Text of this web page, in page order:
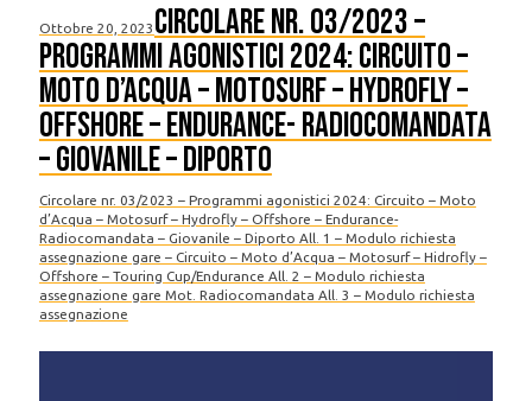
Ottobre 20, 2023 Circolare nr. 03/2023 –
Programmi agonistici 2024: Circuito –
Moto d’Acqua – Motosurf – Hydrofly –
Offshore – Endurance- Radiocomandata
– Giovanile – Diporto
Circolare nr. 03/2023 – Programmi agonistici 2024: Circuito – Moto
d’Acqua – Motosurf – Hydrofly – Offshore – Endurance-
Radiocomandata – Giovanile – Diporto All. 1 – Modulo richiesta
assegnazione gare – Circuito – Moto d’Acqua – Motosurf – Hidrofly –
Offshore – Touring Cup/Endurance All. 2 – Modulo richiesta
assegnazione gare Mot. Radiocomandata All. 3 – Modulo richiesta
assegnazione